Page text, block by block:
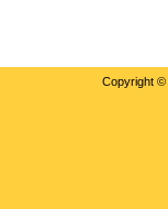
Copyright ©